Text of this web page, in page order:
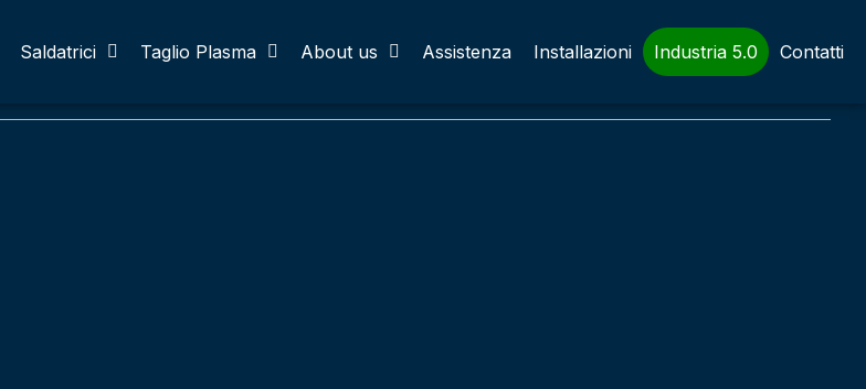
Saldatrici Taglio Plasma About us Assistenza Installazioni Industria 5.0
Contatti